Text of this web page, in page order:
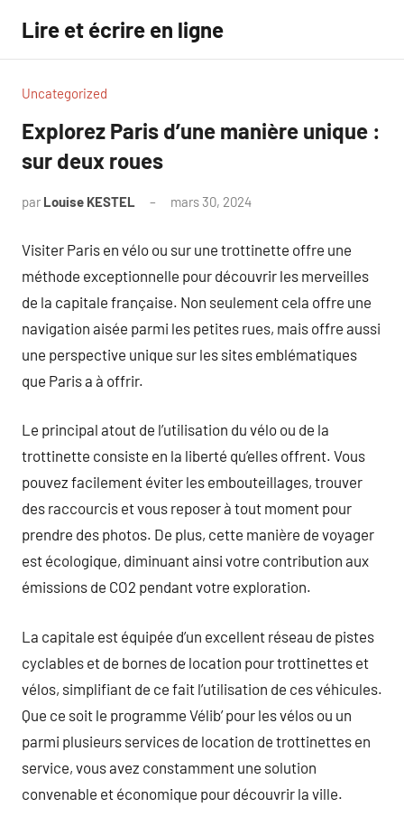
contenu
Lire et écrire en ligne
Uncategorized
Explorez Paris d’une manière unique :
sur deux roues
par Louise KESTEL mars 30, 2024
Visiter Paris en vélo ou sur une trottinette offre une
méthode exceptionnelle pour découvrir les merveilles
de la capitale française. Non seulement cela offre une
navigation aisée parmi les petites rues, mais offre aussi
une perspective unique sur les sites emblématiques
que Paris a à offrir.
Le principal atout de l’utilisation du vélo ou de la
trottinette consiste en la liberté qu’elles offrent. Vous
pouvez facilement éviter les embouteillages, trouver
des raccourcis et vous reposer à tout moment pour
prendre des photos. De plus, cette manière de voyager
est écologique, diminuant ainsi votre contribution aux
émissions de CO2 pendant votre exploration.
La capitale est équipée d’un excellent réseau de pistes
cyclables et de bornes de location pour trottinettes et
vélos, simplifiant de ce fait l’utilisation de ces véhicules.
Que ce soit le programme Vélib’ pour les vélos ou un
parmi plusieurs services de location de trottinettes en
service, vous avez constamment une solution
convenable et économique pour découvrir la ville.